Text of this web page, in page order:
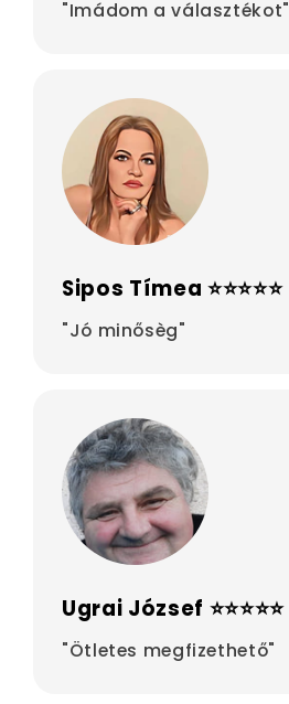
"Imádom a választékot"
Sipos Tímea ⭐⭐⭐⭐⭐
"Jó minősèg"
Ugrai József ⭐⭐⭐⭐⭐
"Ötletes megfizethető"